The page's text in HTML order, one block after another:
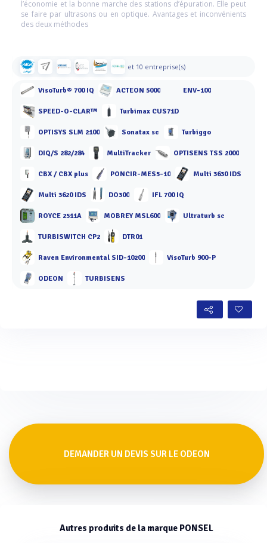
l’économie et la bonne marche des stations d’épuration. Elle peut
se faire par ultrasons ou en optique. Avantages et inconvénients
des deux méthodes
et 10 entreprise(s)
VisoTurb® 700 IQ ACTEON 5000 ENV-100
SPEED-O-CLAR™ Turbimax CUS71D
OPTISYS SLM 2100 Sonatax sc Turbiggo
DIQ/S 282/284 MultiTracker OPTISENS TSS 2000
CBX / CBX plus PONCIR-MES5-10 Multi 3630 IDS
Multi 3620 IDS DO300 IFL 700 IQ
ROYCE 2511A MOBREY MSL600 Ultraturb sc
TURBISWITCH CP2 DTR01
Raven Environmental SID-10200 VisoTurb 900-P
ODEON TURBISENS
DEMANDER UN DEVIS SUR LE ODEON
Autres produits de la marque PONSEL